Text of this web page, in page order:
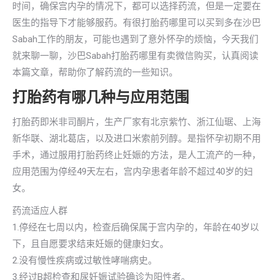
时间，确保宫内孕的情况下，都可以选择药流，但是一定要在
医生的指导下才能够服药。有很打胎药哪里可以买到多在沙巴
Sabah工作的朋友，可能也遇到了意外怀孕的烦恼，今天我们
就来聊一聊，沙巴Sabah打胎药哪里有卖微信购买，认真阅读
本篇文章，帮助你了解药流的一些知识。
打胎药有哪几种与应用范围
打胎药即米非司酮片，生产厂家有北京紫竹、浙江仙琚、上海
新华联、湖北葛店，以及进口米索前列醇。是指怀孕初期不用
手术，通过服用打胎药终止妊娠的方法，是人工流产的一种，
应用范围为停经49天左右，宫内孕患者年龄不超过40岁的妇
女。
药流适应人群
1.停经在七周以内，检查后确保属于宫内孕的，年龄在40岁以
下，且自愿要求结束妊娠的健康妇女。
2.没有慢性疾病或过敏性哮喘病史。
3.经过B超检查和尿妊娠试验确诊为阳性者。